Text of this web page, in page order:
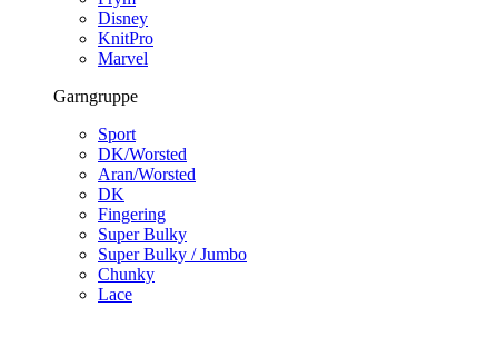
Disney
KnitPro
Marvel
Garngruppe
Sport
DK/Worsted
Aran/Worsted
DK
Fingering
Super Bulky
Super Bulky / Jumbo
Chunky
Lace